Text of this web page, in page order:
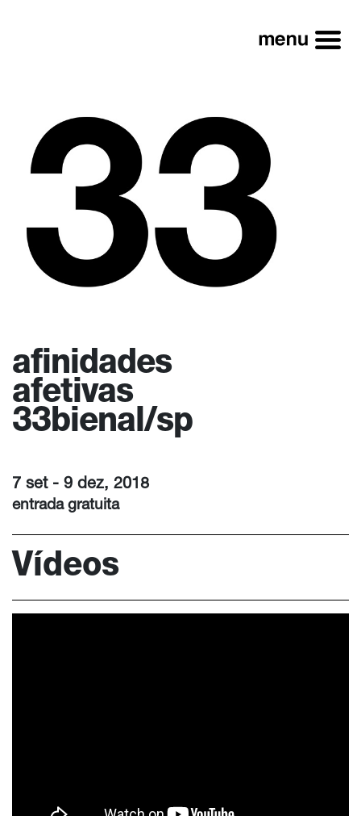
afinidades
afetivas
33bienal/sp
7 set - 9 dez, 2018
entrada gratuita
Vídeos